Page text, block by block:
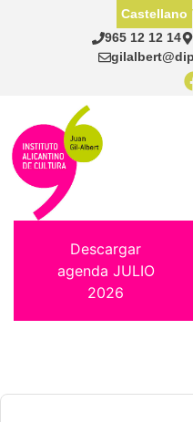
965 12 12 14
Castellano
Descargar
agenda JULIO
2026